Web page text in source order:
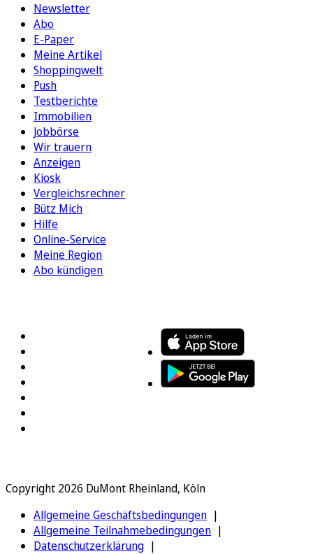
Newsletter
Abo
E-Paper
Meine Artikel
Shoppingwelt
Push
Testberichte
Immobilien
Jobbörse
Wir trauern
Anzeigen
Kiosk
Vergleichsrechner
Bütz Mich
Hilfe
Online-Service
Meine Region
Abo kündigen
Copyright 2026 DuMont Rheinland, Köln
Allgemeine Geschäftsbedingungen
Allgemeine Teilnahmebedingungen
Datenschutzerklärung